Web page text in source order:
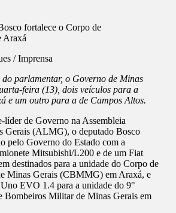
/ Imprensa
parlamentar, o Governo de Minas
feira (13), dois veículos para a
e um outro para a de Campos Altos.
líder de Governo na Assembleia
Gerais (ALMG), o deputado Bosco
pelo Governo do Estado com a
Mitsubishi/L200 e de um Fiat
destinados para a unidade do Corpo de
Minas Gerais (CBMMG) em Araxá, e
EVO 1.4 para a unidade do 9°
Bombeiros Militar de Minas Gerais em